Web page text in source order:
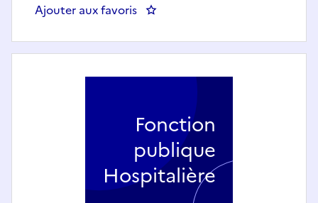
Ajouter aux favoris : Cadre de santé ou faisant
Fonction
publique
Hospitalière